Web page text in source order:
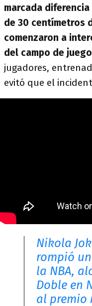
marcada
de 30 centímetros
comenzaron a
del campo de
jugadores,
evitó que el
Nikola
rompió
la NBA,
Doble en
al premio